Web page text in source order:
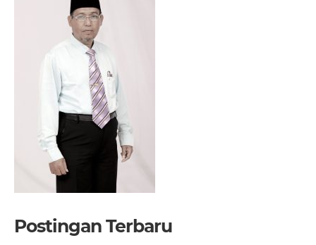
Postingan Terbaru